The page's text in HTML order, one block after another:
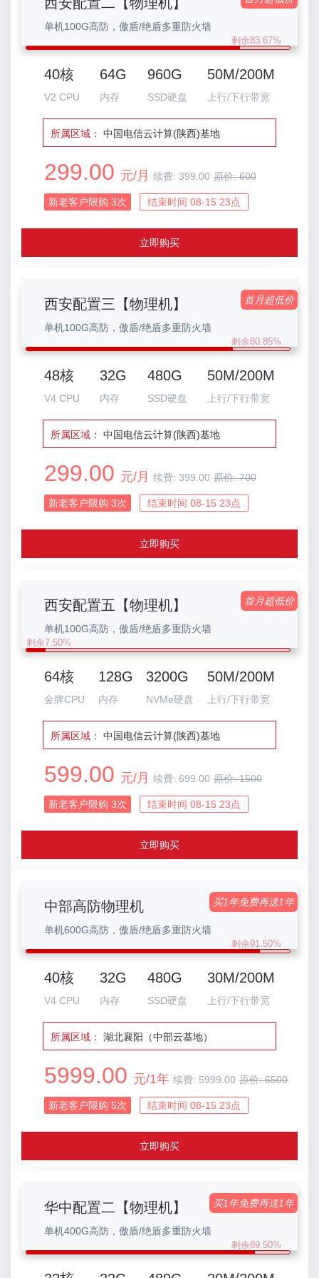
单机100G高防，傲盾/绝盾多重防火墙
剩余83.67%
40核
V2 CPU
64G
内存
960G
SSD硬盘
50M/200M
上行/下行带宽
所属区域： 中国电信云计算(陕西)基地
299.00 元/月 续费: 399.00 原价:600
新老客户限购 3次 结束时间 08-15 23点
立即购买
西安配置三【物理机】
单机100G高防，傲盾/绝盾多重防火墙
首月超低价
剩余80.85%
48核
V4 CPU
32G
内存
480G
SSD硬盘
50M/200M
上行/下行带宽
所属区域： 中国电信云计算(陕西)基地
299.00 元/月 续费: 399.00 原价:700
新老客户限购 3次 结束时间 08-15 23点
立即购买
西安配置五【物理机】
单机100G高防，傲盾/绝盾多重防火墙
首月超低价
剩余7.50%
64核
金牌CPU
128G
内存
3200G
NVMe硬盘
50M/200M
上行/下行带宽
所属区域： 中国电信云计算(陕西)基地
599.00 元/月 续费: 699.00 原价:1500
新老客户限购 3次 结束时间 08-15 23点
立即购买
中部高防物理机
单机600G高防，傲盾/绝盾多重防火墙
买1年免费再送1年
剩余91.50%
40核
V4 CPU
32G
内存
480G
SSD硬盘
30M/200M
上行/下行带宽
所属区域： 湖北襄阳（中部云基地）
5999.00 元/1年 续费: 5999.00 原价:6500
新老客户限购 5次 结束时间 08-15 23点
立即购买
华中配置二【物理机】
单机400G高防，傲盾/绝盾多重防火墙
买1年免费再送1年
剩余89.50%